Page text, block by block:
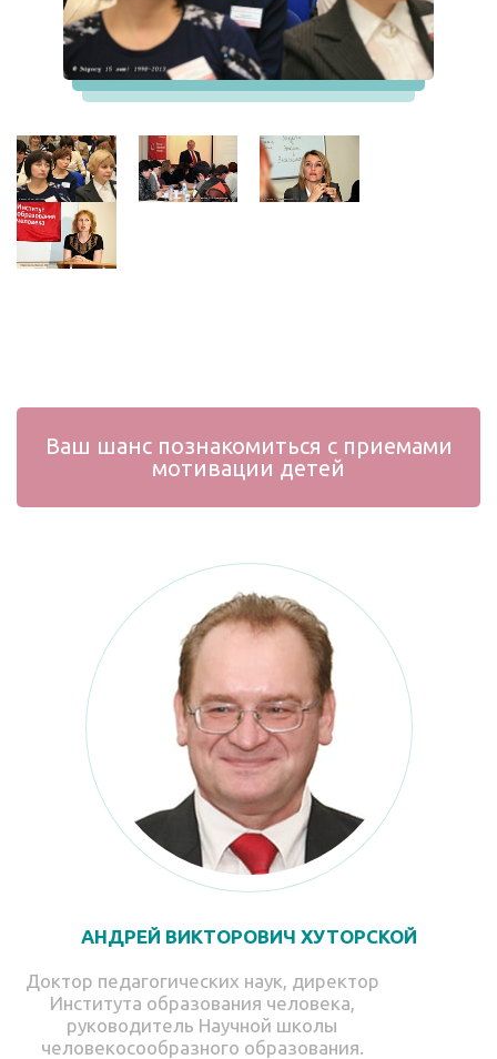
Ваш шанс познакомиться с приемами
мотивации детей
АНДРЕЙ ВИКТОРОВИЧ ХУТОРСКОЙ
Доктор педагогических наук, директор
Института образования человека,
руководитель Научной школы
человекосообразного образования.